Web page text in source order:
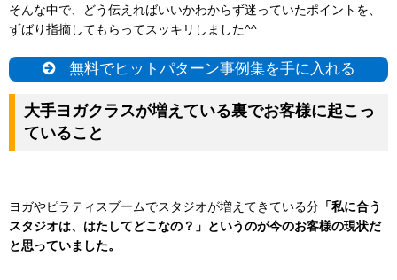
そんな中で、どう伝えればいいかわからず迷っていたポイントを、
ずばり指摘してもらってスッキリしました^^
無料でヒットパターン事例集を手に入れる
大手ヨガクラスが増えている裏でお客様に起こっ
ていること
ヨガやピラティスブームでスタジオが増えてきている分 「私に合う
スタジオは、 はたしてどこなの？」 というのが今のお客様の現状だ
と思っていました。